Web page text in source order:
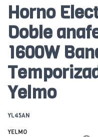
Horno
Doble
1600W
Yelmo
YL45AN
YELMO